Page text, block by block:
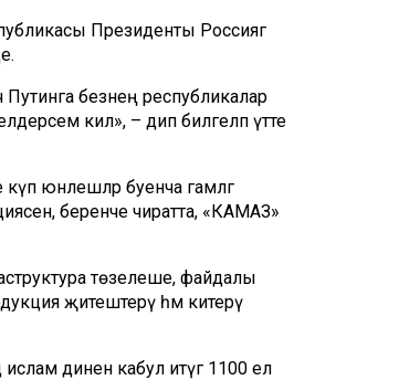
Президенты Россиягә
безнең республикалар
килә», – дип билгеләп үтте
юнәлешләр буенча гамәлгә
беренче чиратта, «КАМАЗ»
төзелеше, файдалы
җитештерү һәм китерү
ислам динен кабул итүгә 1100 ел